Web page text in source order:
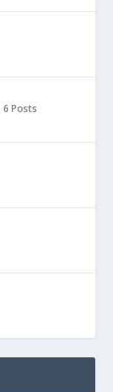
6 Posts